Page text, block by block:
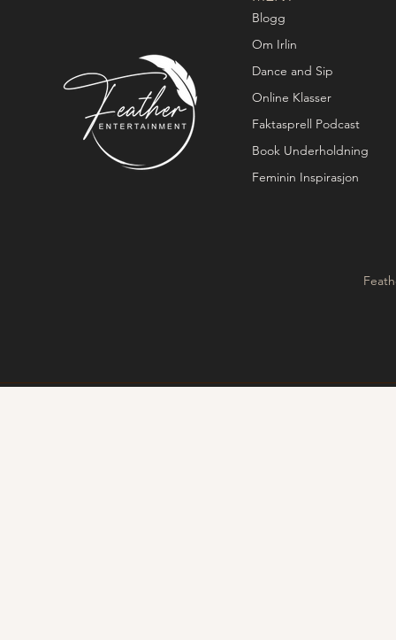
Blogg
Om Irlin
Dance and Sip
Online Klasser
Faktasprell Podcast
Book Underholdning
Feminin Inspirasjon